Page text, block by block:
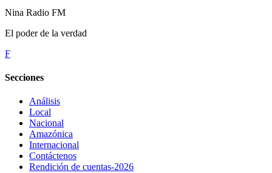
Nina Radio FM
El poder de la verdad
F
Secciones
Análisis
Local
Nacional
Amazónica
Internacional
Contáctenos
Rendición de cuentas-2026